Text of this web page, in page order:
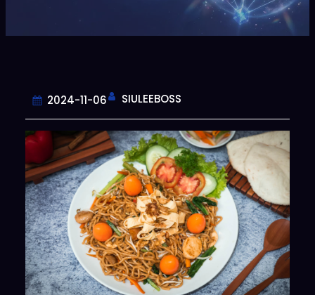
2024-11-06 SIULEEBOSS